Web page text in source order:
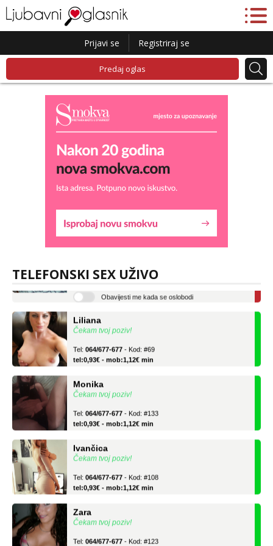
Prijavi se Registriraj se
Predaj oglas
TELEFONSKI SEX UŽIVO
Lucija
Razgovaram :)
- Kod: #136
tel:0,93€ - mob:1,12€ min
Čekam tvoj poziv!
tel:0,93€ - mob:1,12€ min
Čekam tvoj poziv!
tel:0,93€ - mob:1,12€ min
Čekam tvoj poziv!
tel:0,93€ - mob:1,12€ min
Čekam tvoj poziv!
tel:0,93€ - mob:1,12€ min